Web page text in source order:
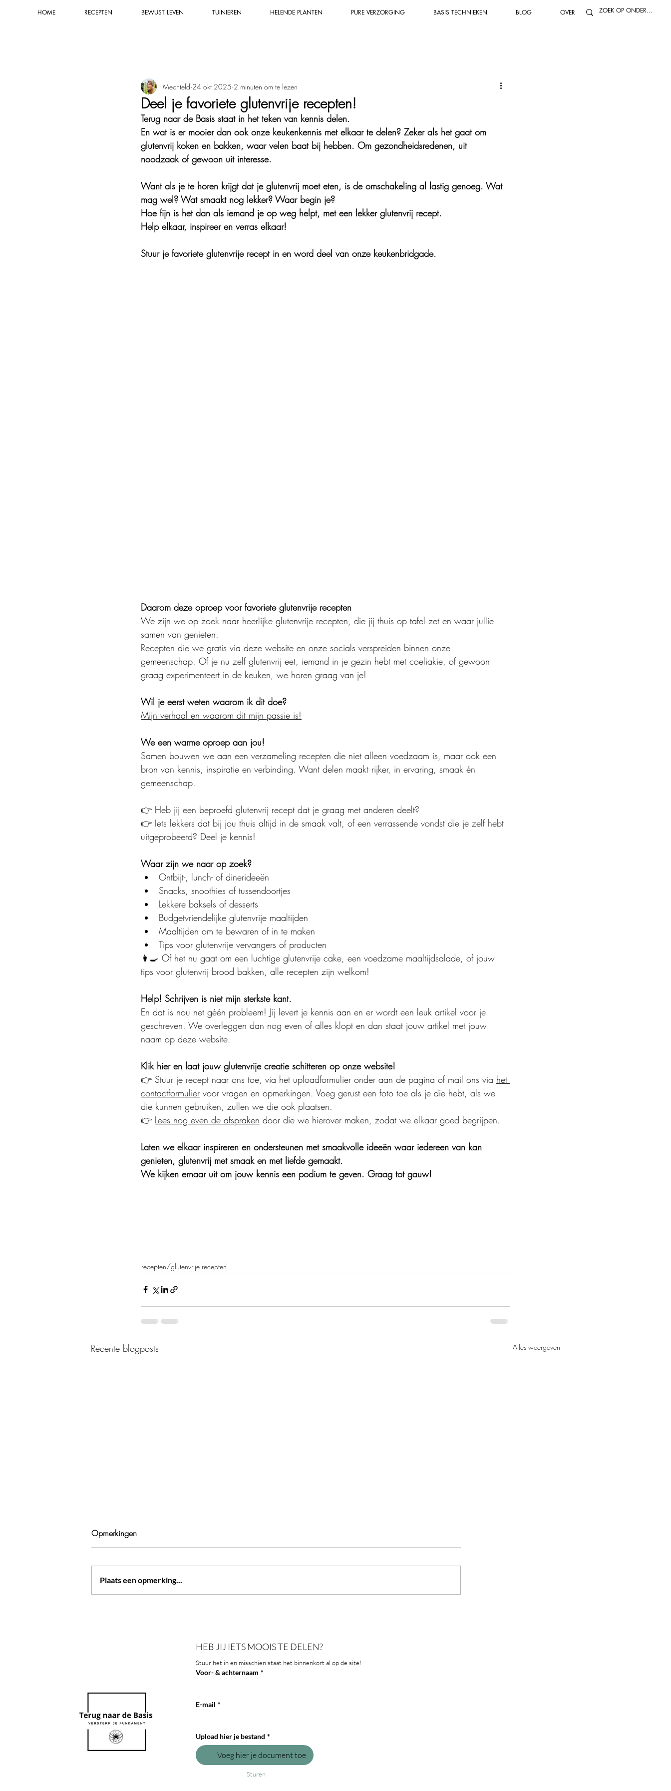
HOME RECEPTEN BEWUST LEVEN TUINIEREN HELENDE PLANTEN PURE VERZORGING BASIS TECHNIEKEN BLOG OVER
Natuurkracht & groene rituelen Helende zalf & tinctuur Biodynamisch tuinieren
Natuurlijke tuintips Composteren & biodiversiteit Wildplukken Helende planten & kruiden Dranken & smoothies
Natuurlijk schoonmaken Blog Natuurlijke apotheek Super leuk uitje Conserveren
Homestead Basistechnieken
Deel je favoriete glutenvrije recepten!
Mechteld 24 okt 2025 2 minuten om te lezen
Terug naar de Basis staat in het teken van kennis delen.
En wat is er mooier dan ook onze keukenkennis met elkaar te delen? Zeker als het gaat om
glutenvrij koken en bakken, waar velen baat bij hebben. Om gezondheidsredenen, uit
noodzaak of gewoon uit interesse.
Want als je te horen krijgt dat je glutenvrij moet eten, is de omschakeling al lastig genoeg. Wat
mag wel? Wat smaakt nog lekker? Waar begin je?
Hoe fijn is het dan als iemand je op weg helpt, met een lekker glutenvrij recept.
Help elkaar, inspireer en verras elkaar!
Stuur je favoriete glutenvrije recept in en word deel van onze keukenbridgade.
Daarom deze oproep voor favoriete glutenvrije recepten
We zijn we op zoek naar heerlijke glutenvrije recepten, die jij thuis op tafel zet en waar jullie
samen van genieten.
Recepten die we gratis via deze website en onze socials verspreiden binnen onze
gemeenschap. Of je nu zelf glutenvrij eet, iemand in je gezin hebt met coeliakie, of gewoon
graag experimenteert in de keuken, we horen graag van je!
Wil je eerst weten waarom ik dit doe?
Mijn verhaal en waarom dit mijn passie is!
We een warme oproep aan jou!
Samen bouwen we aan een verzameling recepten die niet alleen voedzaam is, maar ook een
bron van kennis, inspiratie en verbinding. Want delen maakt rijker, in ervaring, smaak én
gemeenschap.
👉 Heb jij een beproefd glutenvrij recept dat je graag met anderen deelt?
👉 Iets lekkers dat bij jou thuis altijd in de smaak valt, of een verrassende vondst die je zelf hebt
uitgeprobeerd? Deel je kennis!
Waar zijn we naar op zoek?
Ontbijt-, lunch- of dinerideeën
Snacks, snoothies of tussendoortjes
Lekkere baksels of desserts
Budgetvriendelijke glutenvrije maaltijden
Maaltijden om te bewaren of in te maken
Tips voor glutenvrije vervangers of producten
👩‍🍳 Of het nu gaat om een luchtige glutenvrije cake, een voedzame maaltijdsalade, of jouw
tips voor glutenvrij brood bakken, alle recepten zijn welkom!
Help! Schrijven is niet mijn sterkste kant.
En dat is nou net géén probleem! Jij levert je kennis aan en er wordt een leuk artikel voor je
geschreven. We overleggen dan nog even of alles klopt en dan staat jouw artikel met jouw
naam op deze website.
Klik hier en laat jouw glutenvrije creatie schitteren op onze website!
👉 Stuur je recept naar ons toe, via het uploadformulier onder aan de pagina of mail ons via het
contactformulier voor vragen en opmerkingen. Voeg gerust een foto toe als je die hebt, als we
die kunnen gebruiken, zullen we die ook plaatsen.
👉 Lees nog even de afspraken door die we hierover maken, zodat we elkaar goed begrijpen.
Laten we elkaar inspireren en ondersteunen met smaakvolle ideeën waar iedereen van kan
genieten, glutenvrij met smaak en met liefde gemaakt.
We kijken ernaar uit om jouw kennis een podium te geven. Graag tot gauw!
recepten/glutenvrije recepten
Recente blogposts Alles weergeven
Opmerkingen
Plaats een opmerking...
HEB JIJ IETS MOOIS TE DELEN?
Stuur het in en misschien staat het binnenkort al op de site!
Voor- & achternaam *
E-mail *
Upload hier je bestand *
Voeg hier je document toe
Sturen